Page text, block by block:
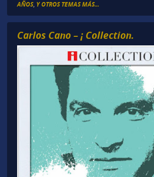
AÑOS, Y OTROS TEMAS MÁS...
Carlos Cano – ¡ Collection.